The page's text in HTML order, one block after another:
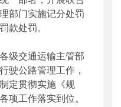
部门实施记分处罚
款处罚。
交通运输主管部
驶公路管理工作，
定贯彻实施《规
项工作落实到位。